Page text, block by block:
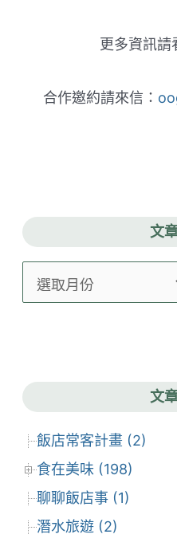
更多資訊請
合作邀約請來信：
文
章
文
飯店常客計畫 (2)
食在美味 (198)
聊聊飯店事 (1)
潛水旅遊 (2)